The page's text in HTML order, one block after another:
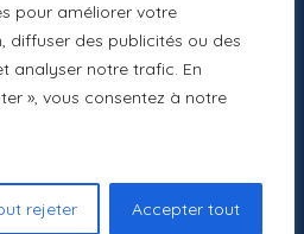
pour améliorer votre
diffuser des publicités ou des
analyser notre trafic. En
», vous consentez à notre
rejeter Accepter tout
Tous les droits sont réservés